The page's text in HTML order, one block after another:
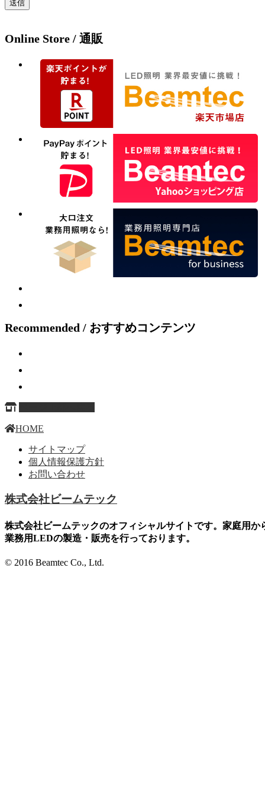
Online Store / 通販
Recommended / おすすめコンテンツ
HOME
サイトマップ
個人情報保護方針
お問い合わせ
株式会社ビームテック
株式会社ビームテックのオフィシャルサイトです。家庭用か
業務用LEDの製造・販売を行っております。
© 2016 Beamtec Co., Ltd.